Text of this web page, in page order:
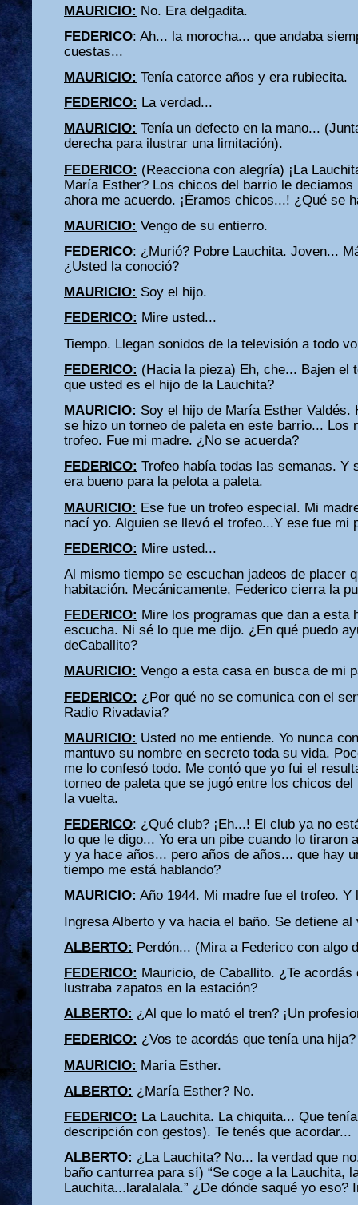
MAURICIO: No. Era delgadita.
FEDERICO: Ah... la morocha... que andaba
cuestas...
MAURICIO: Tenía catorce años y era rubiecita.
FEDERICO: La verdad...
MAURICIO: Tenía un defecto en la mano...
derecha para ilustrar una limitación).
FEDERICO: (Reacciona con alegría) ¡La
María Esther? Los chicos del barrio le
ahora me acuerdo. ¡Éramos chicos...! ¿Qué se
MAURICIO: Vengo de su entierro.
FEDERICO: ¿Murió? Pobre Lauchita. Joven...
¿Usted la conoció?
MAURICIO: Soy el hijo.
FEDERICO: Mire usted...
Tiempo. Llegan sonidos de la televisión a todo
FEDERICO: (Hacia la pieza) Eh, che... Bajen el
que usted es el hijo de la Lauchita?
MAURICIO: Soy el hijo de María Esther Valdés.
se hizo un torneo de paleta en este barrio... Los
trofeo. Fue mi madre. ¿No se acuerda?
FEDERICO: Trofeo había todas las semanas. Y
era bueno para la pelota a paleta.
MAURICIO: Ese fue un trofeo especial. Mi
nací yo. Alguien se llevó el trofeo...Y ese fue mi
FEDERICO: Mire usted...
Al mismo tiempo se escuchan jadeos de placer
habitación. Mecánicamente, Federico cierra la
FEDERICO: Mire los programas que dan a esta
escucha. Ni sé lo que me dijo. ¿En qué puedo
deCaballito?
MAURICIO: Vengo a esta casa en busca de mi
FEDERICO: ¿Por qué no se comunica con el
Radio Rivadavia?
MAURICIO: Usted no me entiende. Yo nunca
mantuvo su nombre en secreto toda su vida.
me lo confesó todo. Me contó que yo fui el
torneo de paleta que se jugó entre los chicos
la vuelta.
FEDERICO: ¿Qué club? ¡Eh...! El club ya no
lo que le digo... Yo era un pibe cuando lo tiraron
y ya hace años... pero años de años... que hay
tiempo me está hablando?
MAURICIO: Año 1944. Mi madre fue el trofeo.
Ingresa Alberto y va hacia el baño. Se detiene
ALBERTO: Perdón... (Mira a Federico con algo
FEDERICO: Mauricio, de Caballito. ¿Te
lustraba zapatos en la estación?
ALBERTO: ¿Al que lo mató el tren? ¡Un
FEDERICO: ¿Vos te acordás que tenía una hija?
MAURICIO: María Esther.
ALBERTO: ¿María Esther? No.
FEDERICO: La Lauchita. La chiquita... Que
descripción con gestos). Te tenés que acordar...
ALBERTO: ¿La Lauchita? No... la verdad que
baño canturrea para sí) “Se coge a la Lauchita,
Lauchita...laralalala.” ¿De dónde saqué yo eso?